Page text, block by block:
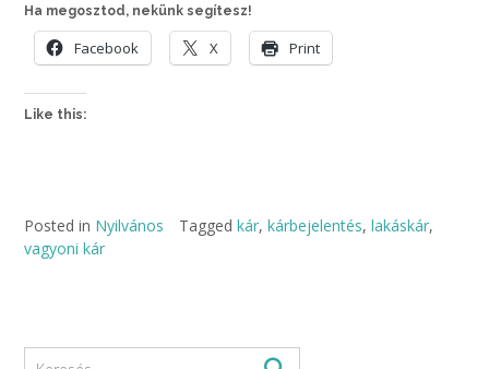
Ha megosztod, nekünk segítesz!
Facebook X Print
Like this:
Posted in Nyilvános Tagged kár, kárbejelentés, lakáskár,
vagyoni kár